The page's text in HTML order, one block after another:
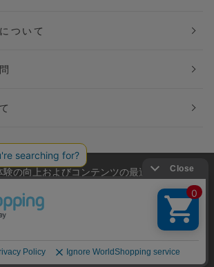
ついて
の向上およびコンテンツの最適な提供、ト
目的としてCookieを使用しています。
された場合、Cookieの利用に同意したことも
をご確認ください。
承諾する